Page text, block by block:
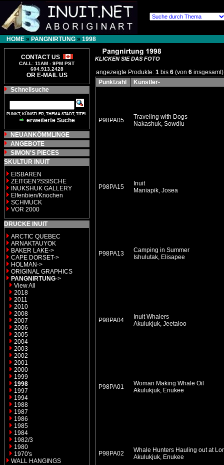
HOME » PANGNIRTUNG » 1998
CONTACT US
CALL: 11AM - 9PM PST
604.913.2428
OR E-MAIL US
Schnellsuche
PUNKT, KÜNSTLER, THEMA STADT, TITEL
erweiterte Suche
NEUANKÖMMLINGE
ANGEBOTE
SIMON'S PIECES
SKULTUR INUIT
EISBAREN
ZEITGEN?SSISCHE
INUKSHUK GALLERY
Elfenbien/Knochen
SCHMUCK
VOR 2000
DRUCKE INUIT
ARCTIC QUEBEC
ARNAKTAUYOK
BAKER LAKE->
CAPE DORSET->
HOLMAN->
ORIGINAL GRAPHICS
PANGNIRTUNG->
View All
2018
2011
2010
2008
2007
2006
2005
2004
2003
2002
2001
2000
1999
1998
1997
1994
1988
1987
1986
1985
1984
1982/3
1980
1970's
WALL HANGINGS
KLICKEN SIE DAS FOTO
angezeigte Produkte: 1 bis 6 (von 6 insgesamt)
Punktzahl
Künstler-
P98PA05
Traveling with Dogs
Nakashuk, Sowdlu
P98PA15
Inuit
Maniapik, Josea
P98PA13
Camping in Summer
Ishulutak, Elisapee
P98PA04
Inuit Whalers
Akulukjuk, Jeetaloo
P98PA01
Woman Making Whale Oil
Akulukjuk, Enukee
P98PA02
Whale Hunters Hauling out at
Akulukjuk, Enukee